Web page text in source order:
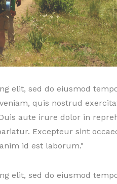
elit, sed do eiusmod
quis nostrud
aute irure dolor in
Excepteur sint
id est laborum."
elit, sed do eiusmod